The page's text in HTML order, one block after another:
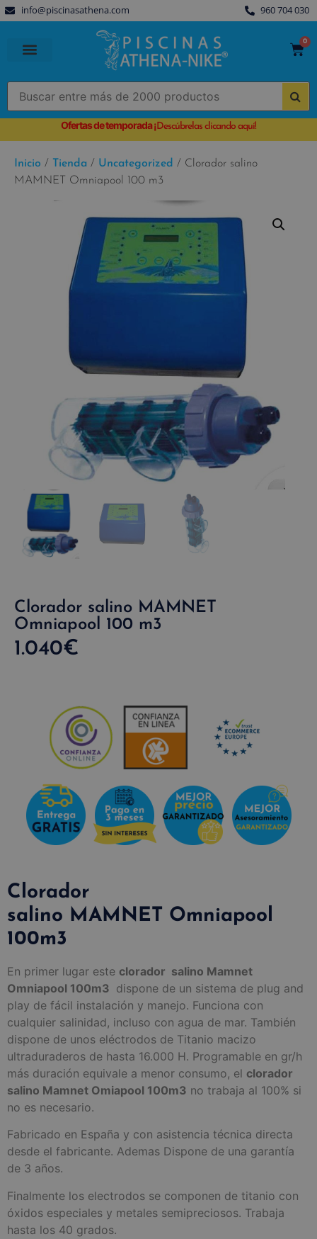
info@piscinasathena.com 960 704 030
0
Ofertas de temporada¡Descúbrelas clicando aquí!
Inicio / Tienda / Uncategorized / Clorador salino
MAMNET Omniapool 100 m3
Clorador salino MAMNET
Omniapool 100 m3
1.040€
Clorador
salino MAMNET Omniapool
100m3
En primer lugar este clorador salino Mamnet
Omniapool 100m3 dispone de un sistema de plug and
play de fácil instalación y manejo. Funciona con
cualquier salinidad, incluso con agua de mar. También
dispone de unos eléctrodos de Titanio macizo
ultraduraderos de hasta 16.000 H. Programable en gr/h
más duración equivale a menor consumo, el clorador
salino Mamnet Omiapool 100m3 no trabaja al 100% si
no es necesario.
Fabricado en España y con asistencia técnica directa
desde el fabricante. Ademas Dispone de una garantía
de 3 años.
Finalmente los electrodos se componen de titanio con
óxidos especiales y metales semipreciosos. Trabaja
hasta los 40 grados.